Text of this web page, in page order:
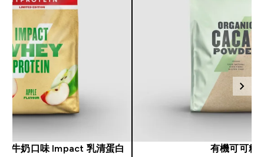
牛奶口味 Impact 乳清蛋白
有機可可粉